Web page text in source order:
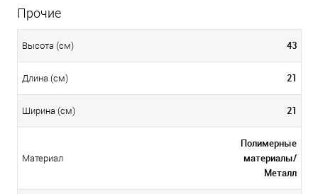
Прочие
Высота (см) 43
Длина (см) 21
Ширина (см) 21
Материал
Полимерные
материалы/
Металл